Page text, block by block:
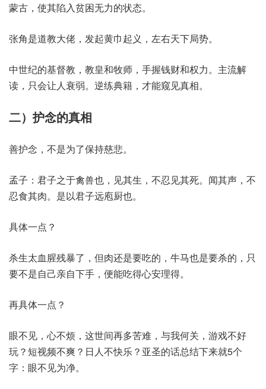
蒙古，使其陷入贫困无力的状态。
张角是道教大佬，发起黄巾起义，左右天下局势。
中世纪的基督教，教皇和牧师，手握钱财和权力。主流解
读，只会让人衰弱。逆练典籍，才能窥见真相。
二）护念的真相
善护念，不是为了保持慈悲。
孟子：君子之于禽兽也，见其生，不忍见其死。闻其声，不
忍食其肉。是以君子远庖厨也。
具体一点？
杀生太血腥残暴了，但肉还是要吃的，牛马也是要杀的，只
要不是自己亲自下手，便能吃得心安理得。
再具体一点？
眼不见，心不烦，这世间再多苦难，与我何关，游戏不好
玩？短视频不爽？日人不快乐？亚圣的话总结下来就5个
字：眼不见为净。